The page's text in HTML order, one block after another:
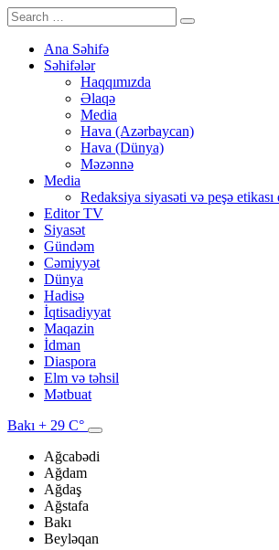
Ana Səhifə
Səhifələr
Haqqımızda
Əlaqə
Media
Hava (Azərbaycan)
Hava (Dünya)
Məzənnə
Media
Redaksiya siyasəti və peşə etikası
Editor TV
Siyasət
Gündəm
Cəmiyyət
Dünya
Hadisə
İqtisadiyyat
Maqazin
İdman
Diaspora
Elm və təhsil
Mətbuat
Bakı + 29 C°
Ağcabədi
Ağdam
Ağdaş
Ağstafa
Bakı
Beyləqan